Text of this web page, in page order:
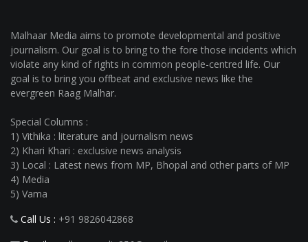
Malhaar Media aims to promote developmental and positive
journalism. Our goal is to bring to the fore those incidents which
violate any kind of rights in common people-centred life. Our
goal is to bring you offbeat and exclusive news like the
evergreen Raag Malhar.
Special Columns :
1) Vithika : literature and journalism news
2) Khari Khari : exclusive news analysis
3) Local : Latest news from MP, Bhopal and other parts of MP
4) Media
5) Vama
Call Us : +91 9826042868